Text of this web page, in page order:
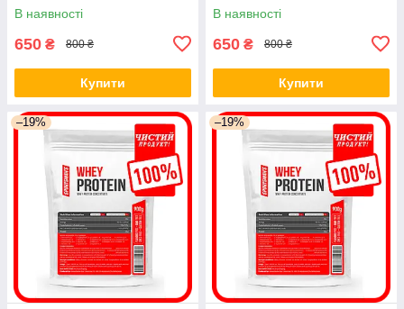
В наявності
650 ₴ 800 ₴
Купити
В наявності
650 ₴ 800 ₴
Купити
–19% –19%